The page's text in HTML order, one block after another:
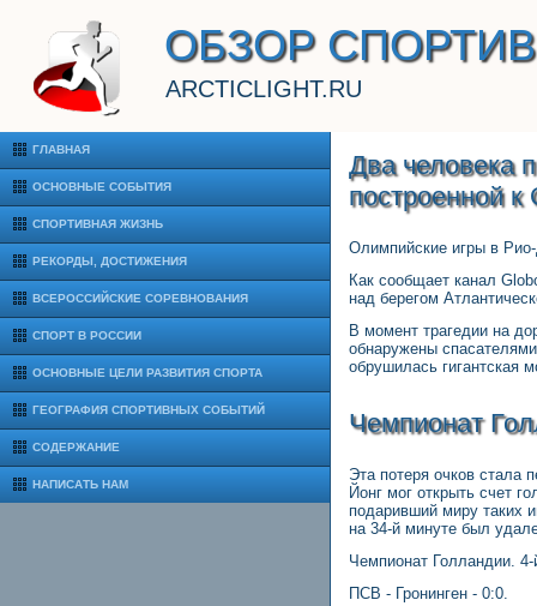
ОБЗОР
ARCTICLIGHT.RU
ГЛАВНАЯ
ОСНОВНЫЕ СОБЫТИЯ
СПОРТИВНАЯ ЖИЗНЬ
РЕКОРДЫ, ДОСТИЖЕНИЯ
ВСЕРОССИЙСКИЕ СОРЕВНОВАНИЯ
СПОРТ В РОССИИ
ОСНОВНЫЕ ЦЕЛИ РАЗВИТИЯ СПОРТА
ГЕОГРАФИЯ СПОРТИВНЫХ СОБЫТИЙ
СОДЕРЖАНИЕ
НАПИСАТЬ НАМ
Два человека
построенной
Олимпийские игры в
Как сообщает канал
над берегом
В момент трагедии на
обнаружены
обрушилась гигантская
Чемпионат
Эта потеря очков стала
Йонг мог открыть счет
подаривший миру таких
на 34-й минуте был
Чемпионат Голландии. 4-
ПСВ - Гронинген - 0:0.